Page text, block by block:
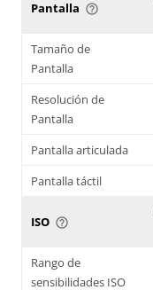
Pantalla help_outline
Tamaño de
Pantalla
Resolución de
Pantalla
Pantalla articulada
Pantalla táctil
ISO help_outline
Rango de
sensibilidades ISO